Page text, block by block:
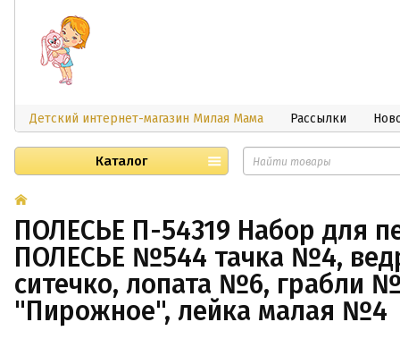
Детский интернет-магазин Милая Мама Рассылки
Каталог
ПОЛЕСЬЕ П-54319 Набор для
ПОЛЕСЬЕ №544 тачка №4,
ситечко, лопата №6, грабли
"Пирожное", лейка малая №4